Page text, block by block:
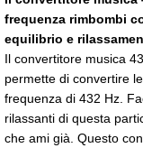
frequenza rimbombi
equilibrio e
Il convertitore musica
permette di convertire
frequenza di 432 Hz.
rilassanti di questa
che ami già. Questo